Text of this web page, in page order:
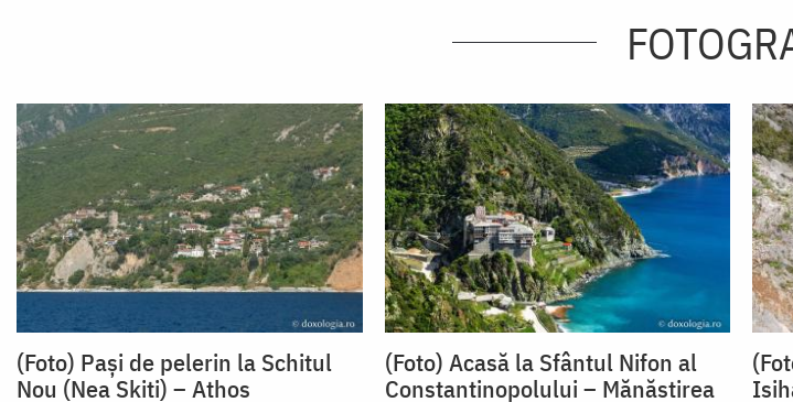
(Foto) Pași de pelerin la Schitul
Nou (Nea Skiti) – Athos
(Foto) Acasă la Sfântul Nifon al
Constantinopolului – Mănăstirea